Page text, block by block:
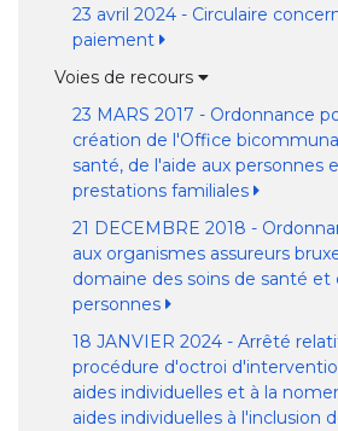
23 avril 2024 - Circulaire
paiement
Voies de recours
23 MARS 2017 - Ordonnance
création de l'Office
santé, de l'aide aux personnes
prestations familiales
21 DECEMBRE 2018 -
aux organismes assureurs
domaine des soins de santé et
personnes
18 JANVIER 2024 - Arrêté
procédure d'octroi
aides individuelles et à la
aides individuelles à l'inclusion